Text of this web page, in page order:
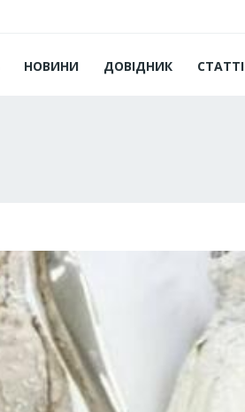
НОВИНИ ДОВІДНИК СТАТТІ